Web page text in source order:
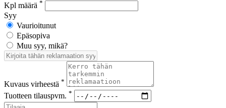
Kpl määrä *
Syy
Vaurioitunut
Epäsopiva
Muu syy, mikä?
Kuvaus virheestä *
Tuotteen tilauspvm. *